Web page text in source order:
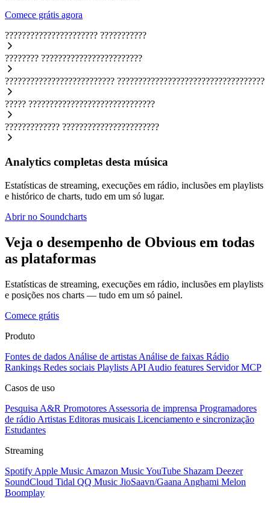
Comece grátis agora
?????????????????????? ???????????
???????? ????????????????????????
?????????????????????????? ???????????????????????????????????
????? ??????????????????????????????
????????????? ???????????????????????
Analytics completas desta música
Estatísticas de streaming, execuções em rádio, inclusões em playlists
e histórico de charts, tudo em um só lugar.
Abrir no Soundcharts
Veja o desempenho de Obvious em todas
as plataformas
Estatísticas de streaming, execuções em rádio, inclusões em playlists
e posições nos charts — tudo em um só painel.
Comece grátis
Produto
Fontes de dados Análise de artistas Análise de faixas Rádio
Rankings Redes sociais Playlists API Audio features Servidor MCP
Casos de uso
Pesquisa A&R Promotores Assessoria de imprensa Programadores
de rádio Artistas Editoras musicais Licenciamento e sincronização
Estudantes
Streaming
Spotify Apple Music Amazon MusicYouTube Shazam Deezer
SoundCloud Tidal QQ Music JioSaavn/Gaana Anghami Melon
Boomplay